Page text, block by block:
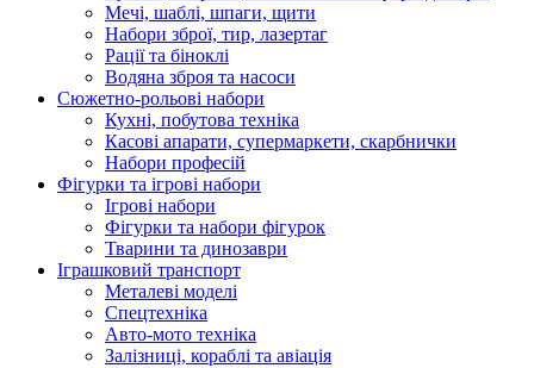
Мечі, шаблі, шпаги, щити
Набори зброї, тир, лазертаг
Рації та біноклі
Водяна зброя та насоси
Сюжетно-рольові набори
Кухні, побутова техніка
Касові апарати, супермаркети, скарбнички
Набори професій
Фігурки та ігрові набори
Ігрові набори
Фігурки та набори фігурок
Тварини та динозаври
Іграшковий транспорт
Металеві моделі
Спецтехніка
Авто-мото техніка
Залізниці, кораблі та авіація